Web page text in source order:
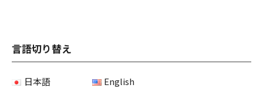
言語切り替え
日本語 English